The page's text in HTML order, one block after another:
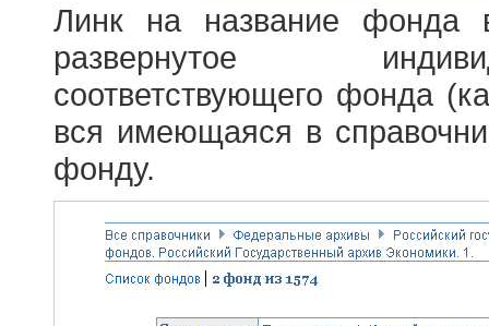
Линк на название фонда
развернутое
соответствующего фонда
вся имеющаяся в
фонду.